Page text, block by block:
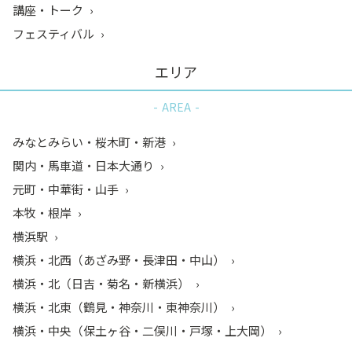
講座・トーク
フェスティバル
エリア
AREA
みなとみらい・桜木町・新港
関内・馬車道・日本大通り
元町・中華街・山手
本牧・根岸
横浜駅
横浜・北西（あざみ野・長津田・中山）
横浜・北（日吉・菊名・新横浜）
横浜・北東（鶴見・神奈川・東神奈川）
横浜・中央（保土ヶ谷・二俣川・戸塚・上大岡）